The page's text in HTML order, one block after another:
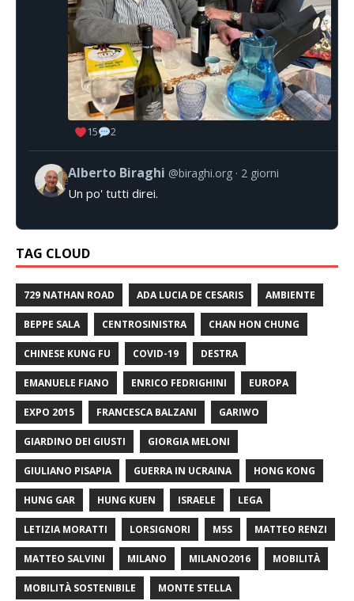
15 2
Alberto Biraghi @biraghi.org 2 giorni
Un po' tutti direi.
TAG CLOUD
729 NATHAN ROAD ADA LUCIA DE CESARIS AMBIENTE
BEPPE SALA CENTROSINISTRA CHAN HON CHUNG
CHINESE KUNG FU COVID-19 DESTRA
EMANUELE FIANO ENRICO FEDRIGHINI EUROPA
EXPO 2015 FRANCESCA BALZANI GARIWO
GIARDINO DEI GIUSTI GIORGIA MELONI
GIULIANO PISAPIA GUERRA IN UCRAINA HONG KONG
HUNG GAR HUNG KUEN ISRAELE LEGA
LETIZIA MORATTI LORSIGNORI M5S MATTEO RENZI
MATTEO SALVINI MILANO MILANO2016 MOBILITÀ
MOBILITÀ SOSTENIBILE MONTE STELLA